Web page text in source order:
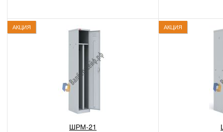
АКЦИЯ
ШРМ-21
АКЦИЯ